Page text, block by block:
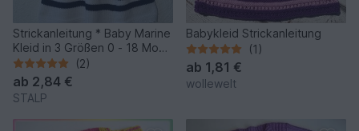
Strickanleitung * Baby Marine
Kleid in 3 Größen 0 - 18 Mon.
*
(2)
ab 2,84 €
STALP
Babykleid Strickanleitung
(1)
ab 1,81 €
wollewelt